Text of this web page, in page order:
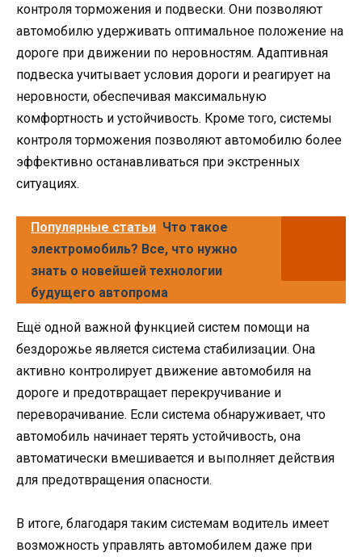
контроля торможения и подвески. Они позволяют
автомобилю удерживать оптимальное положение на
дороге при движении по неровностям. Адаптивная
подвеска учитывает условия дороги и реагирует на
неровности, обеспечивая максимальную
комфортность и устойчивость. Кроме того, системы
контроля торможения позволяют автомобилю более
эффективно останавливаться при экстренных
ситуациях.
Популярные статьи Что такое
электромобиль? Все, что нужно
знать о новейшей технологии
будущего автопрома
Ещё одной важной функцией систем помощи на
бездорожье является система стабилизации. Она
активно контролирует движение автомобиля на
дороге и предотвращает перекручивание и
переворачивание. Если система обнаруживает, что
автомобиль начинает терять устойчивость, она
автоматически вмешивается и выполняет действия
для предотвращения опасности.
В итоге, благодаря таким системам водитель имеет
возможность управлять автомобилем даже при